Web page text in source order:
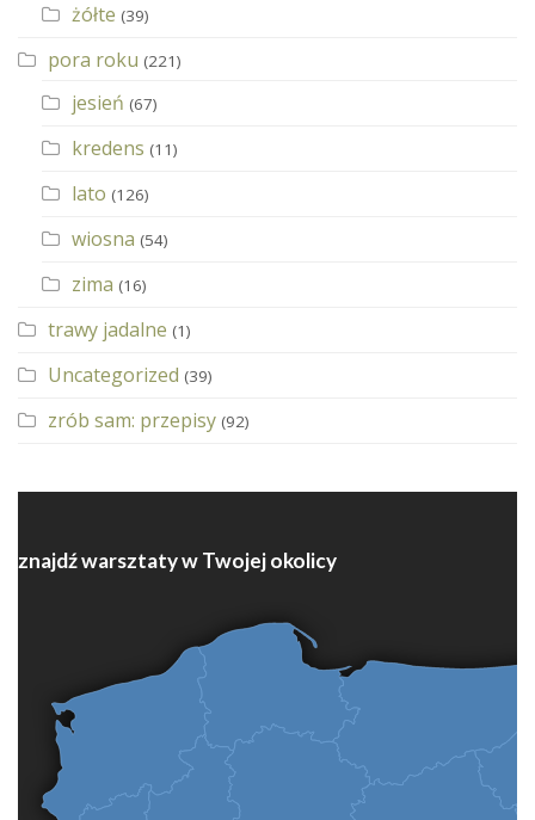
żółte (39)
pora roku (221)
jesień (67)
kredens (11)
lato (126)
wiosna (54)
zima (16)
trawy jadalne (1)
Uncategorized (39)
zrób sam: przepisy (92)
znajdź warsztaty w Twojej okolicy